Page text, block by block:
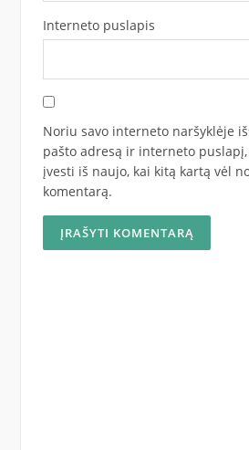
Interneto puslapis
Noriu savo interneto naršyklėje
pašto adresą ir interneto
įvesti iš naujo, kai kitą kartą vėl
komentarą.